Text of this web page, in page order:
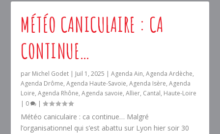
MÉTÉO CANICULAIRE : CA
CONTINUE…
par Michel Godet | Juil 1, 2025 |Agenda Ain,Agenda Ardèche,
Agenda Drôme,Agenda Haute-Savoie,Agenda Isère,Agenda
Loire,Agenda Rhône,Agenda savoie,Allier, Cantal, Haute-Loire
| 0 |
Météo caniculaire : ca continue… Malgré
l’organisationnel qui s’est abattu sur Lyon hier soir 30